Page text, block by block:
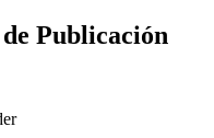
Publicación